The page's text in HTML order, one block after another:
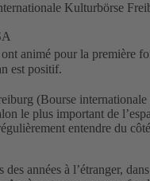
Kulturbörse
animé pour la première
est positif.
(Bourse
le plus important de
entendre du
années à l’étranger,